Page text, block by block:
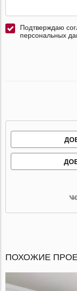
Подтверждаю
персональных
ПОХОЖИЕ